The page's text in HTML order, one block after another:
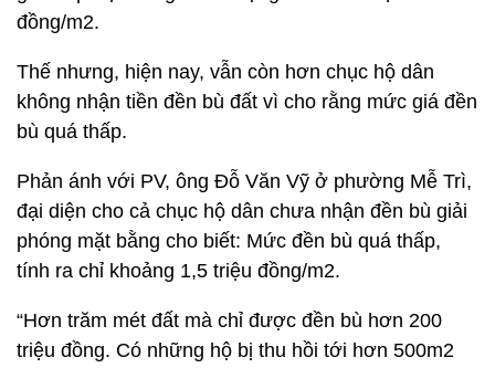
đồng/m2.
Thế nhưng, hiện nay, vẫn còn hơn chục hộ dân
không nhận tiền đền bù đất vì cho rằng mức giá đền
bù quá thấp.
Phản ánh với PV, ông Đỗ Văn Vỹ ở phường Mễ Trì,
đại diện cho cả chục hộ dân chưa nhận đền bù giải
phóng mặt bằng cho biết: Mức đền bù quá thấp,
tính ra chỉ khoảng 1,5 triệu đồng/m2.
“Hơn trăm mét đất mà chỉ được đền bù hơn 200
triệu đồng. Có những hộ bị thu hồi tới hơn 500m2